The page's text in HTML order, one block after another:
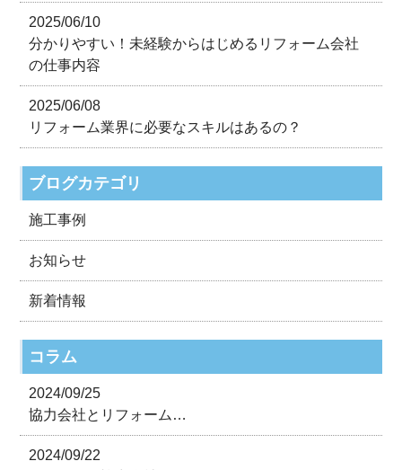
2025/06/10
分かりやすい！未経験からはじめるリフォーム会社
の仕事内容
2025/06/08
リフォーム業界に必要なスキルはあるの？
ブログカテゴリ
施工事例
お知らせ
新着情報
コラム
2024/09/25
協力会社とリフォーム…
2024/09/22